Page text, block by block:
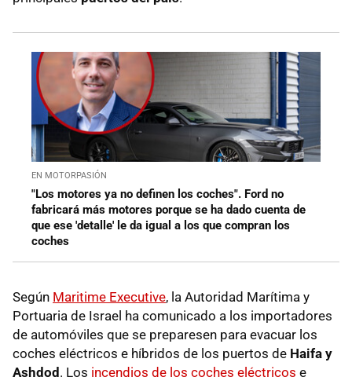
EN MOTORPASIÓN
"Los motores ya no definen los coches". Ford no
fabricará más motores porque se ha dado cuenta de
que ese 'detalle' le da igual a los que compran los
coches
Según Maritime Executive, la Autoridad Marítima y
Portuaria de Israel ha comunicado a los importadores
de automóviles que se preparesen para evacuar los
coches eléctricos e híbridos de los puertos de Haifa y
Ashdod. Los incendios de los coches eléctricos e